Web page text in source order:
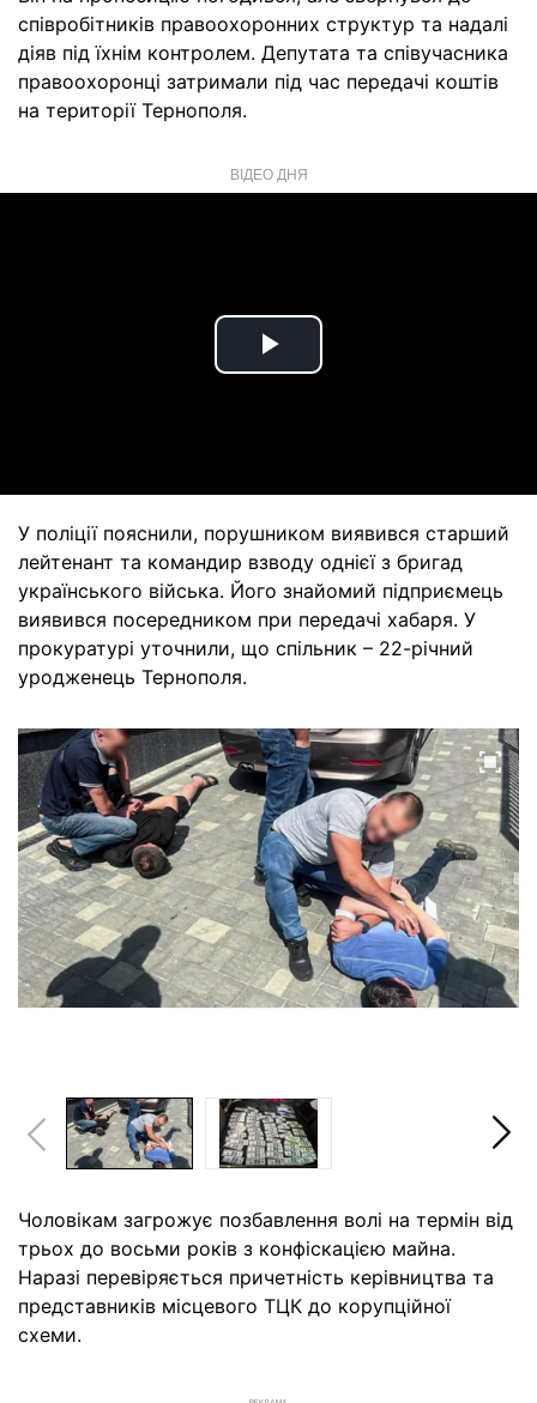
співробітників правоохоронних структур та надалі
діяв під їхнім контролем. Депутата та співучасника
правоохоронці затримали під час передачі коштів
на території Тернополя.
ВІДЕО ДНЯ
Play
У поліції пояснили, порушником виявився старший
лейтенант та командир взводу однієї з бригад
українського війська. Його знайомий підприємець
виявився посередником при передачі хабаря. У
прокуратурі уточнили, що спільник – 22-річний
уродженець Тернополя.
Чоловікам загрожує позбавлення волі на термін від
трьох до восьми років з конфіскацією майна.
Наразі перевіряється причетність керівництва та
представників місцевого ТЦК до корупційної
схеми.